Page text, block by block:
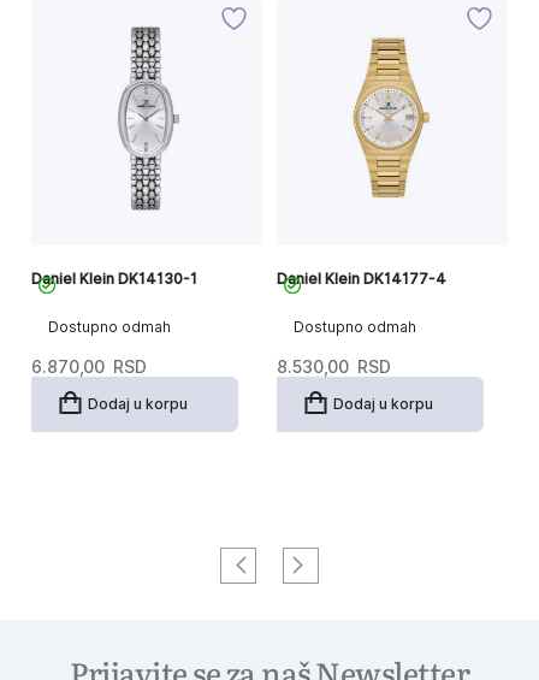
Dostupno odmah
Daniel Klein DK14130-1
6.870,00 RSD
Dodaj u korpu
Dostupno odmah
Daniel Klein DK14177-4
8.530,00 RSD
Dodaj u korpu